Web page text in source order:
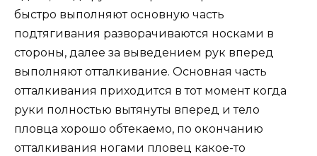
быстро выполняют основную часть
подтягивания разворачиваются носками в
стороны, далее за выведением рук вперед
выполняют отталкивание. Основная часть
отталкивания приходится в тот момент когда
руки полностью вытянуты вперед и тело
пловца хорошо обтекаемо, по окончанию
отталкивания ногами пловец какое-то